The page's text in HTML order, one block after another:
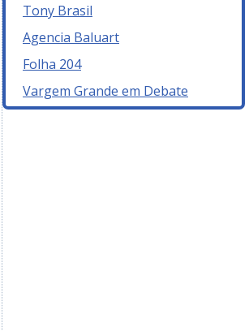
Tony Brasil
Agencia Baluart
Folha 204
Vargem Grande em Debate